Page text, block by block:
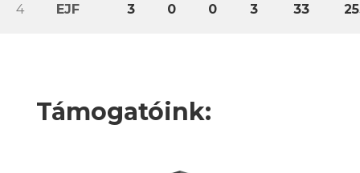
4 EJF 3 0 0 3 33
Támogatóink: